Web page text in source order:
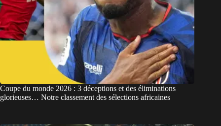
Coupe du monde 2026 : 3 déceptions et des éliminations
glorieuses… Notre classement des sélections africaines